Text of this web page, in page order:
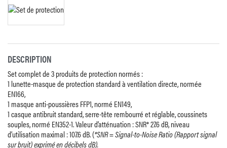
DESCRIPTION
Set complet de 3 produits de protection normés :
1 lunette-masque de protection standard à ventilation directe, normée
EN166,
1 masque anti-poussières FFP1, normé EN149,
1 casque antibruit standard, serre-tête rembourré et réglable, coussinets
souples, normé EN352-1. Valeur d’atténuation : SNR* 27.6 dB, niveau
d’utilisation maximal : 107.6 dB. (*SNR = Signal-to-Noise Ratio (Rapport signal
sur bruit) exprimé en décibels dB).